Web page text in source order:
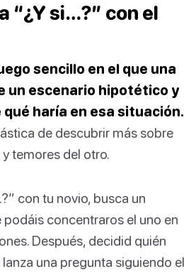
“¿Y si…?” con el
sencillo en el que una
un escenario hipotético y
haría en esa situación.
de descubrir más sobre
temores del otro.
con tu novio, busca un
concentraros el uno en
Después, decidid quién
una pregunta siguiendo el